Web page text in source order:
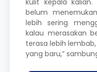
kulit kepala
belum
lebih sering
kalau merasakan
terasa lebih
yang baru,”